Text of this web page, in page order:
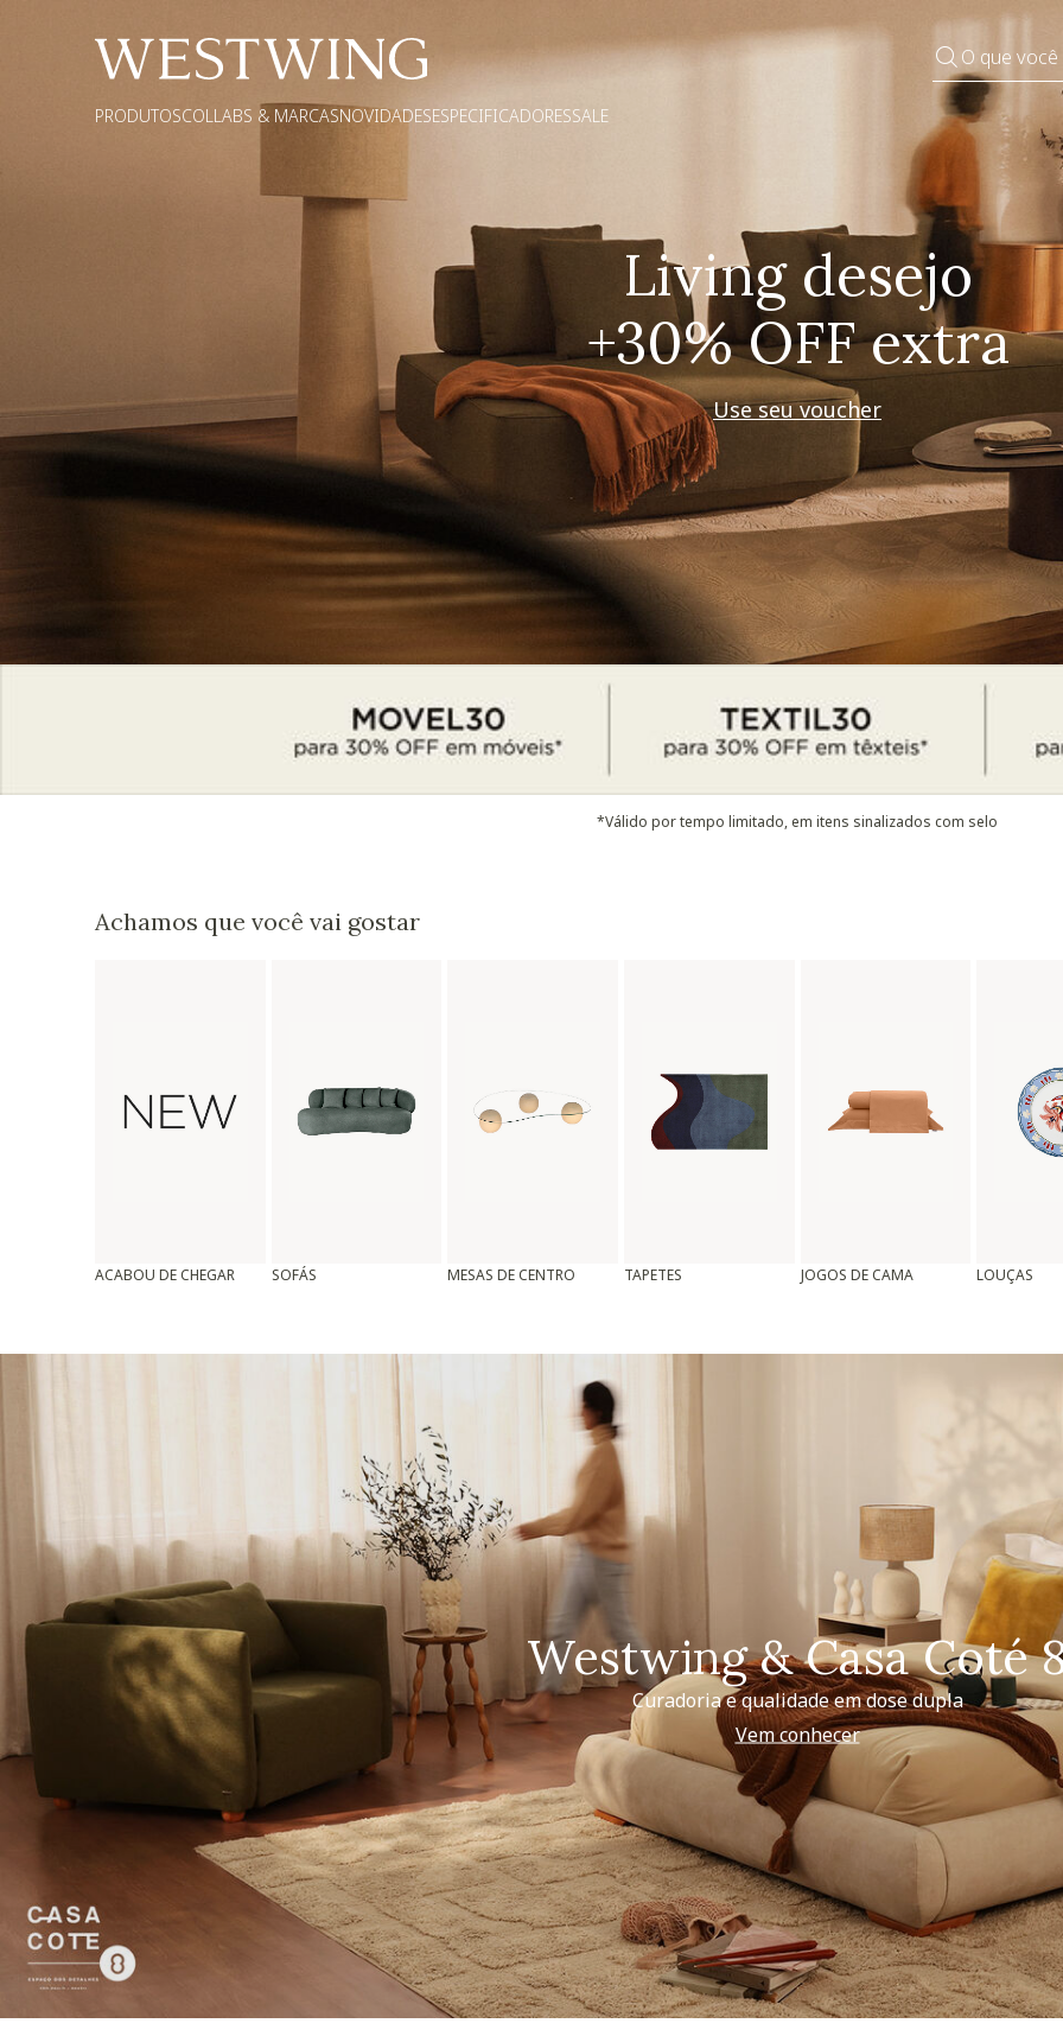
O que
PRODUTOSCOLLABS & MARCASNOVIDADESESPECIFICADORESSALE
Pequenos rituais
Grandes mudanças
Decorar
*Válido por tempo limitado, em itens sinalizados com selo
Achamos que você vai gostar
ACABOU DE CHEGAR SOFÁS MESAS DE CENTRO TAPETES JOGOS DE CAMA LOUÇAS
Westwing & Casa Coté
Curadoria e qualidade em dose dupla
Vem conhecer